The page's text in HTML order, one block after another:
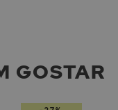
GOSTAR